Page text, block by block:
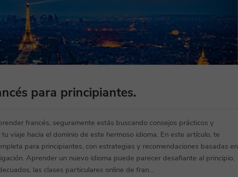
para principiantes.
francés, seguramente estás buscando consejos prácticos y
viaje hacia el dominio de este hermoso idioma. En este artículo, te
para principiantes, con estrategias y recomendaciones basadas en
Aprender un nuevo idioma puede parecer desafiante al principio,
las clases particulares online de fran...